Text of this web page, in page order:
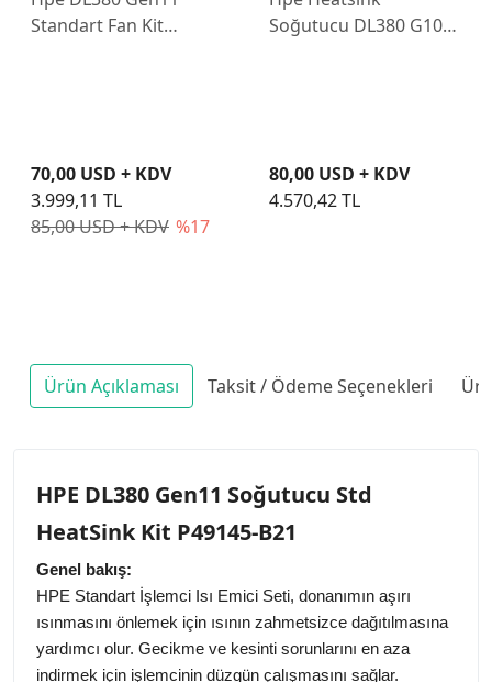
Standart Fan Kit
85,00 USD + KDV %17
70,00 USD + KDV
3.999,11 TL
Soğutucu DL380 G10
80,00 USD + KDV
4.570,42 TL
Ürün Açıklaması Taksit / Ödeme Seçenekleri
HPE DL380 Gen11 Soğutucu Std
HeatSink Kit P49145-B21
Genel bakış:
HPE Standart İşlemci Isı Emici Seti, donanımın aşırı
ısınmasını önlemek için ısının zahmetsizce dağıtılmasına
yardımcı olur. Gecikme ve kesinti sorunlarını en aza
indirmek için işlemcinin düzgün çalışmasını sağlar.